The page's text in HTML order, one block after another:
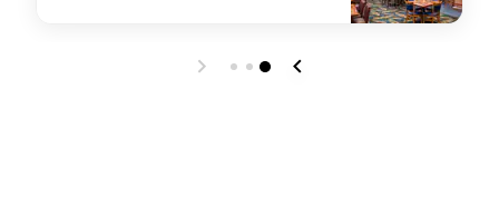
undefined Shark Pit Bar and Grill